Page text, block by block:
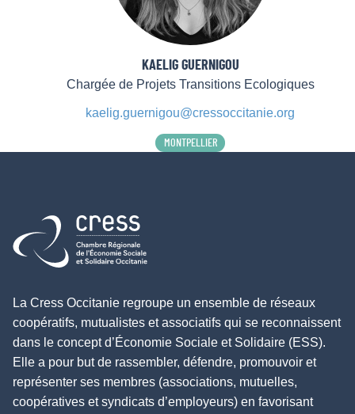
KAELIG GUERNIGOU
Chargée de Projets Transitions Ecologiques
kaelig.guernigou@cressoccitanie.org
MONTPELLIER
Retour à l'accueil
La Cress Occitanie regroupe un ensemble de réseaux
coopératifs, mutualistes et associatifs qui se reconnaissent
dans le concept d’Économie Sociale et Solidaire (ESS).
Elle a pour but de rassembler, défendre, promouvoir et
représenter ses membres (associations, mutuelles,
coopératives et syndicats d’employeurs) en favorisant